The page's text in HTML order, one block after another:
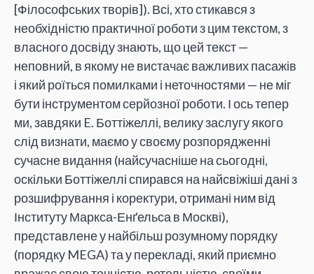
[Філософських творів]). Всі, хто стикався з
необхідністю практичної роботи з цим текстом, з
власного досвіду знають, що цей текст —
неповний, в якому не вистачає важливих пасажів
і який роїться помилками і неточностями — не міг
бути інструментом серйозної роботи. І ось тепер
ми, завдяки E. Боттіжеллі, велику заслугу якого
слід визнати, маємо у своєму розпорядженні
сучасне видання (найсучасніше на сьогодні,
оскільки Боттіжеллі спирався на найсвіжіші дані з
розшифрування і коректури, отримані ним від
Інституту Маркса-Енґельса в Москві),
представлене у найбільш розумному порядку
(порядку MEGA) та у перекладі, який приємно